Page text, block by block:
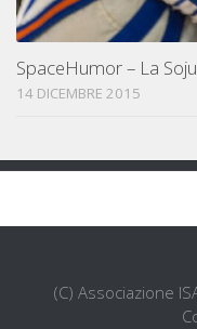
SpaceHumor – La
14 DICEMBRE 2015
(C) Associazione